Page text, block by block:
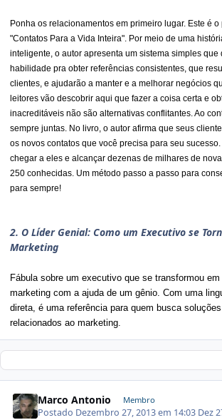
Ponha os relacionamentos em primeiro lugar. Este é
"Contatos Para a Vida Inteira". Por meio de uma
inteligente, o autor apresenta um sistema simples que
habilidade pra obter referências consistentes, que
clientes, e ajudarão a manter e a melhorar negócios
leitores vão descobrir aqui que fazer a coisa certa e
inacreditáveis não são alternativas conflitantes. Ao
sempre juntas. No livro, o autor afirma que seus
os novos contatos que você precisa para seu
chegar a eles e alcançar dezenas de milhares de
250 conhecidas. Um método passo a passo para
para sempre!
2. O Líder Genial: Como um Executivo se
Marketing
Fábula sobre um executivo que se transformou
marketing com a ajuda de um gênio. Com uma
direta, é uma referência para quem busca
relacionados ao marketing.
Marco Antonio Membro
Postado Dezembro 27, 2013 em 14:03 Dez